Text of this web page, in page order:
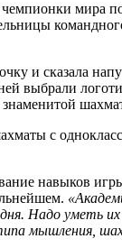
и сказала
выбрали
с
навыков
Надо уметь
мышления,